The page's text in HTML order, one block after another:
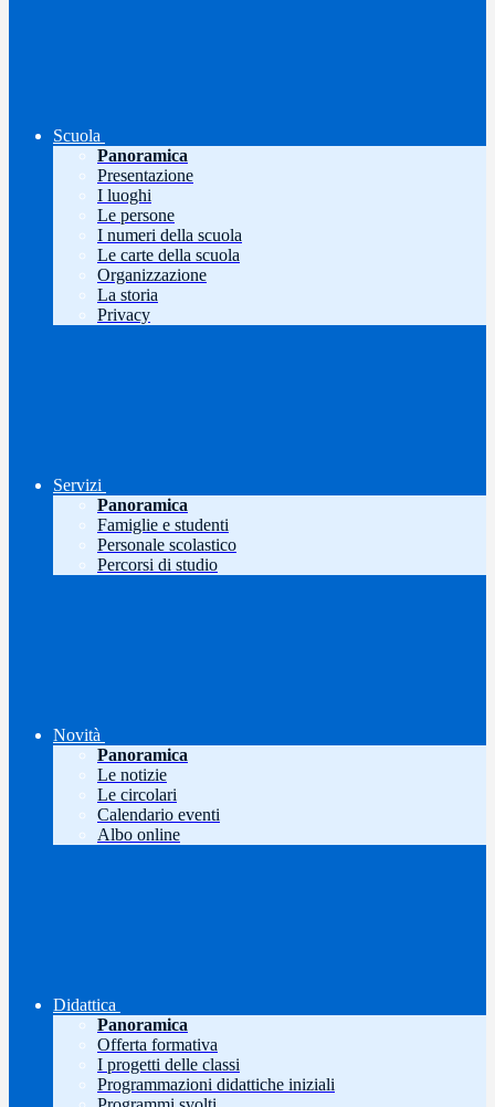
Scuola
Panoramica
Presentazione
I luoghi
Le persone
I numeri della scuola
Le carte della scuola
Organizzazione
La storia
Privacy
Servizi
Panoramica
Famiglie e studenti
Personale scolastico
Percorsi di studio
Novità
Panoramica
Le notizie
Le circolari
Calendario eventi
Albo online
Didattica
Panoramica
Offerta formativa
I progetti delle classi
Programmazioni didattiche iniziali